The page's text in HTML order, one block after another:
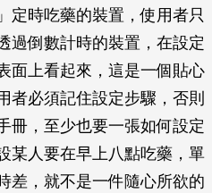
定時吃藥的裝置，使用者只
過倒數計時的裝置，在設定
面上看起來，這是一個貼心
者必須記住設定步驟，否則
冊，至少也要一張如何設定
某人要在早上八點吃藥，單
差，就不是一件隨心所欲的